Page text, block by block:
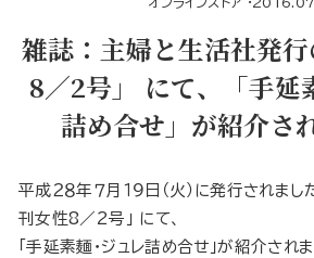
雑誌：主婦と生活社発
8／2号」 にて、「手延
詰め合せ」が紹介さ
平成２８年７月１９日（火）に発行されまし
刊女性8／2号」 にて、
「手延素麺・ジュレ詰め合せ」が紹介されま